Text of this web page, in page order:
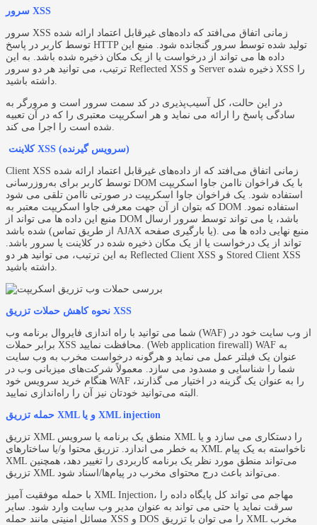
سرور XSS
سرور XSS زمانی اتفاق می‌افتد که داده‌های غیرقابل اعتماد ارائه‌ شده
توسط کاربر در پاسخ HTTP تولید شده توسط سرور گنجانده شود. منبع این
داده ها می تواند از درخواست یا از یک مکان ذخیره شده باشد. به این
ترتیب، می توانید هر دو سرور Reflected XSS و Server ذخیره شده XSS را
در این حالت، کل آسیب‌پذیری در کد سمت سرور است و مرورگر به
سادگی پاسخ را ارائه می نماید و هر اسکریپت معتبری را که در آن تعبیه
کلاینت XSS (سرویس گیرنده)
Client XSS زمانی اتفاق می‌افتد که از داده‌های غیرقابل اعتماد ارائه‌ شده
توسط کاربر برای به‌روزرسانی DOM با یک فراخوان ناامن جاوا اسکریپت
استفاده شود. یک فراخوان جاوا اسکریپت در صورتی ناامن تلقی می شود
که بتوان از آن جهت معرفی جاوا اسکریپت معتبر به DOM استفاده نمود.
منبع این داده ها می تواند از DOM باشد، یا می تواند توسط سرور ارسال
شده باشد (از طریق تماس AJAX یا بارگیری صفحه). منبع نهایی داده ها می
تواند از یک درخواست یا از یک مکان ذخیره شده در کلاینت یا سرور باشد.
به این ترتیب، می توانید هر دو Reflected Client XSS و Stored Client XSS
نحوه کاهش حملات تزریق XSS
شما می توانید با راه اندازی فایروال برنامه وب (WAF) از وب سایت خود در
برابر حملات XSS محافظت نمایید. (Web application firewall) WAF به
عنوان یک فیلتر عمل می نماید و هرگونه درخواست مخرب به وب سایت
شما را شناسایی و مسدود می سازد. معمولاً شرکت‌های میزبانی وب در
هنگام خرید سرویس خود WAF را به عنوان یک گزینه در اختیار می گذارند،
حمله تزریق XML و یا XML injection
تزریق XML منطق یک برنامه یا سرویس XML را دستکاری می سازد و یا
به خطر می اندازد. تزریق محتوا و/یا ساختارهای XML ناخواسته به یک پیام
XML می‌تواند منطق مورد نظر یک برنامه کاربردی را تغییر دهد، همچنین
با حمله موفقیت آمیز XML Injection، مهاجم می تواند کل پایگاه داده را
سرقت نماید یا حتی می تواند به عنوان مدیر وب سایت وارد شود. سایر
مسائل امنیتی مانند حمله XSS و DOS را می توان با تزریق XML مخرب